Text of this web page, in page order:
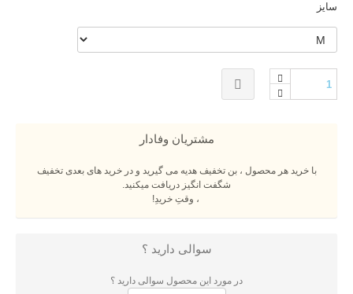
سایز
مشتریان وفادار
با خرید هر محصول ، بن تخفیف هدیه می گیرید و در خرید های بعدی تخفیف
شگفت انگیز دریافت میکنید.
، وقتِ خریدِ!
سوالی دارید ؟
در مورد این محصول سوالی دارید ؟